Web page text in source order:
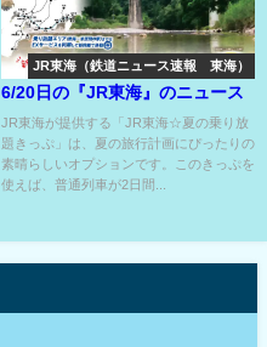
JR東海（鉄道ニュース速報 東海）
6/20日の『JR東海』のニュース
JR東海が提供する「JR東海☆夏の乗り放
題きっぷ」は、夏の旅行計画にぴったりの
素晴らしいオプションです。このきっぷを
使えば、普通列車が2日間...